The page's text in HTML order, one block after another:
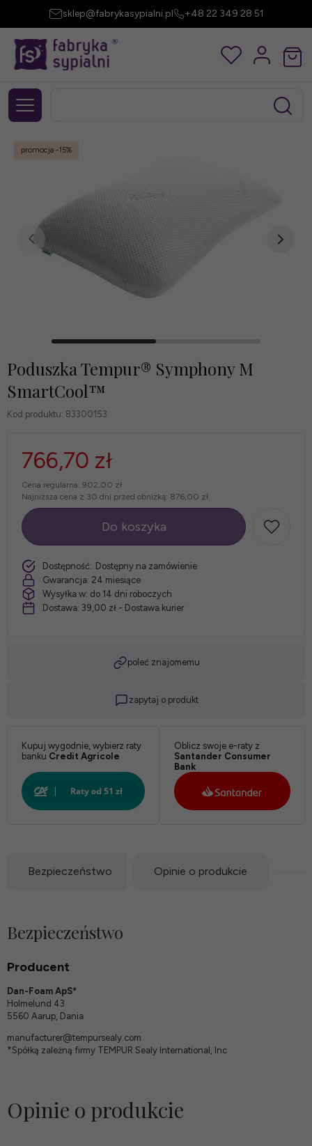
sklep@fabrykasypialni.pl +48 22 349 28 51
promocja -15%
Poduszka Tempur® Symphony M
SmartCool™
Kod produktu: 83300153
766,70 zł
Cena regularna: 902,00 zł
Najniższa cena z 30 dni przed obniżką: 876,00 zł
szt.
Do koszyka
Dostępność: Dostępny na zamówienie
Gwarancja: 24 miesiące
Wysyłka w: do 14 dni roboczych
Dostawa: 39,00 zł - Dostawa kurier
poleć znajomemu
zapytaj o produkt
Kupuj wygodnie, wybierz raty
banku Credit Agricole
Oblicz swoje e-raty z
Santander Consumer
Bank
Bezpieczeństwo Opinie o produkcie
Bezpieczeństwo
Producent
Dan-Foam ApS*
Holmelund 43
5560 Aarup, Dania
manufacturer@tempursealy.com
*Spółką zależną firmy TEMPUR Sealy International, Inc
Opinie o produkcie